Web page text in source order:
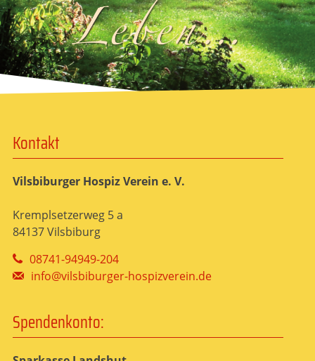
Kontakt
Vilsbiburger Hospiz Verein e. V.
Kremplsetzerweg 5 a
84137 Vilsbiburg
08741-94949-204
info@vilsbiburger-hospizverein.de
Spendenkonto: